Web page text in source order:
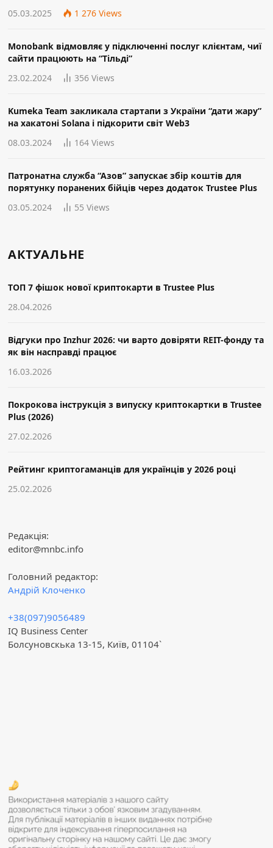
05.03.2025
1 276 Views
Monobank відмовляє у підключенні послуг клієнтам, чиї
сайти працюють на “Тільді”
23.02.2024
356 Views
Kumeka Team закликала стартапи з України “дати жару”
на хакатоні Solana і підкорити світ Web3
08.03.2024
164 Views
Патронатна служба “Азов” запускає збір коштів для
порятунку поранених бійців через додаток Trustee Plus
03.05.2024
55 Views
АКТУАЛЬНЕ
ТОП 7 фішок нової криптокарти в Trustee Plus
28.04.2026
Відгуки про Inzhur 2026: чи варто довіряти REIT-фонду та
як він насправді працює
16.03.2026
Покрокова інструкція з випуску криптокартки в Trustee
Plus (2026)
27.02.2026
Рейтинг криптогаманців для українців у 2026 році
25.02.2026
Редакція:
editor@mnbc.info
Головний редактор:
Андрій Клоченко
+38(097)9056489
IQ Business Center
Болсуновскька 13-15, Київ, 01104`